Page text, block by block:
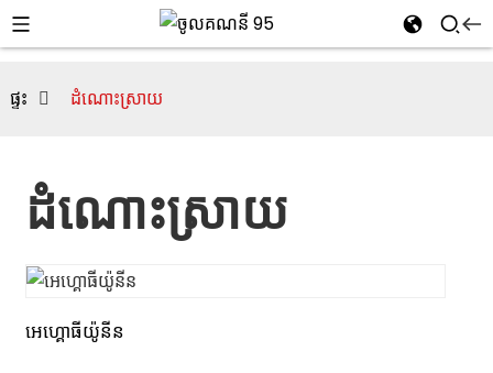
ផ្ទះ ដំណោះស្រាយ
ដំណោះស្រាយ
អេហ្គោធីយ៉ូនីន